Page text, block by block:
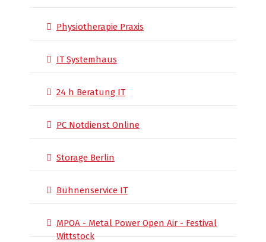
Physiotherapie Praxis
IT Systemhaus
24 h Beratung IT
PC Notdienst Online
Storage Berlin
Bühnenservice IT
MPOA - Metal Power Open Air - Festival
Wittstock